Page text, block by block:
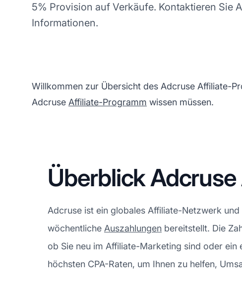
5% Provision auf Verkäufe. Kontaktieren Sie
Informationen.
Willkommen zur Übersicht des Adcruse Affiliate-
Adcruse Affiliate-Programm wissen müssen.
Überblick
Adcruse ist ein globales Affiliate-Netzwerk
wöchentliche Auszahlungen bereitstellt. Die
ob Sie neu im Affiliate-Marketing sind oder
höchsten CPA-Raten, um Ihnen zu helfen,